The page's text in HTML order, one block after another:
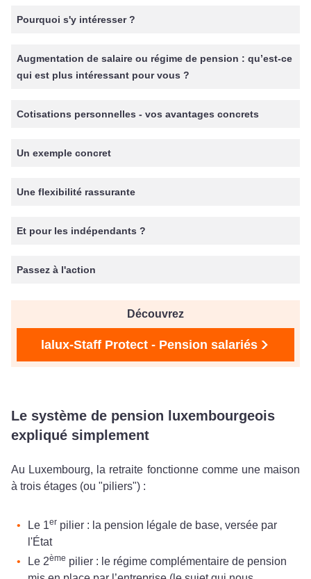
Pourquoi s'y intéresser ?
Augmentation de salaire ou régime de pension : qu’est-ce
qui est plus intéressant pour vous ?
Cotisations personnelles - vos avantages concrets
Un exemple concret
Une flexibilité rassurante
Et pour les indépendants ?
Passez à l'action
Découvrez
lalux-Staff Protect - Pension salariés
Le système de pension luxembourgeois
expliqué simplement
Au Luxembourg, la retraite fonctionne comme une maison
à trois étages (ou "piliers") :
Le 1er pilier : la pension légale de base, versée par
l'État
Le 2ème pilier : le régime complémentaire de pension